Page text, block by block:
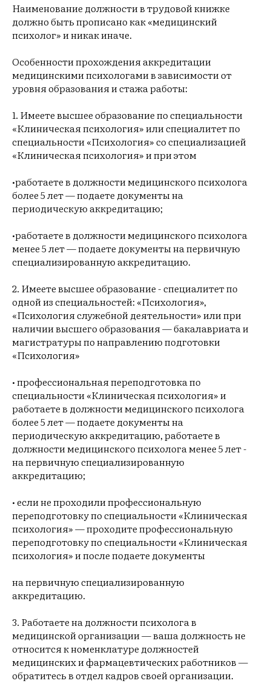
Наименование должности в трудовой книжке
должно быть прописано как «медицинский
психолог» и никак иначе.
Особенности прохождения аккредитации
медицинскими психологами в зависимости от
уровня образования и стажа работы:
1. Имеете высшее образование по специальности
«Клиническая психология» или специалитет по
специальности «Психология» со специализацией
«Клиническая психология» и при этом
•работаете в должности медицинского психолога
более 5 лет — подаете документы на
периодическую аккредитацию;
•работаете в должности медицинского психолога
менее 5 лет — подаете документы на первичную
специализированную аккредитацию.
2. Имеете высшее образование - специалитет по
одной из специальностей: «Психология»,
«Психология служебной деятельности» или при
наличии высшего образования — бакалавриата и
магистратуры по направлению подготовки
«Психология»
• профессиональная переподготовка по
специальности «Клиническая психология» и
работаете в должности медицинского психолога
более 5 лет — подаете документы на
периодическую аккредитацию, работаете в
должности медицинского психолога менее 5 лет -
на первичную специализированную
аккредитацию;
• если не проходили профессиональную
переподготовку по специальности «Клиническая
психология» — проходите профессиональную
переподготовку по специальности «Клиническая
психология» и после подаете документы
на первичную специализированную
аккредитацию.
3. Работаете на должности психолога в
медицинской организации — ваша должность не
относится к номенклатуре должностей
медицинских и фармацевтических работников —
обратитесь в отдел кадров своей организации.